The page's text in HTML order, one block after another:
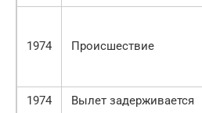
1974 Происшествие
1974 Вылет задерживается